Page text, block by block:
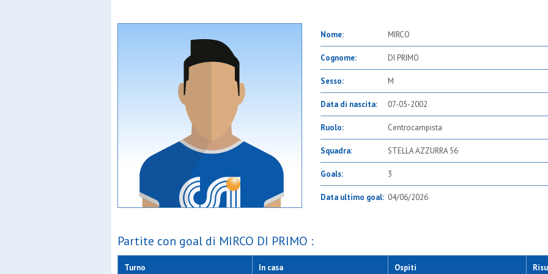
Nome: MIRCO
Cognome: DI PRIMO
Sesso: M
Data di nascita: 07-05-2002
Ruolo: Centrocampista
Squadra: STELLA AZZURRA 56
Goals: 3
Data ultimo goal: 04/06/2026
Partite con goal di MIRCO DI PRIMO :
Turno In casa Ospiti